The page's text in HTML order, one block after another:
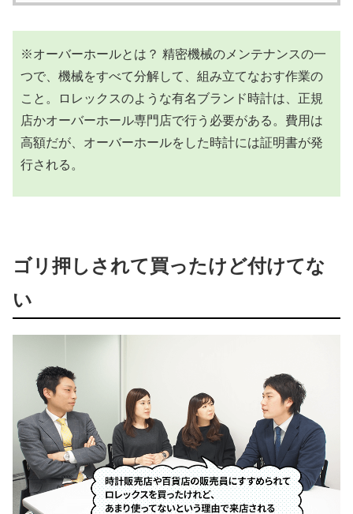
※オーバーホールとは？ 精密機械のメンテナンスの一
つで、機械をすべて分解して、組み立てなおす作業の
こと。ロレックスのような有名ブランド時計は、正規
店かオーバーホール専門店で行う必要がある。費用は
高額だが、オーバーホールをした時計には証明書が発
行される。
ゴリ押しされて買ったけど付けてな
い